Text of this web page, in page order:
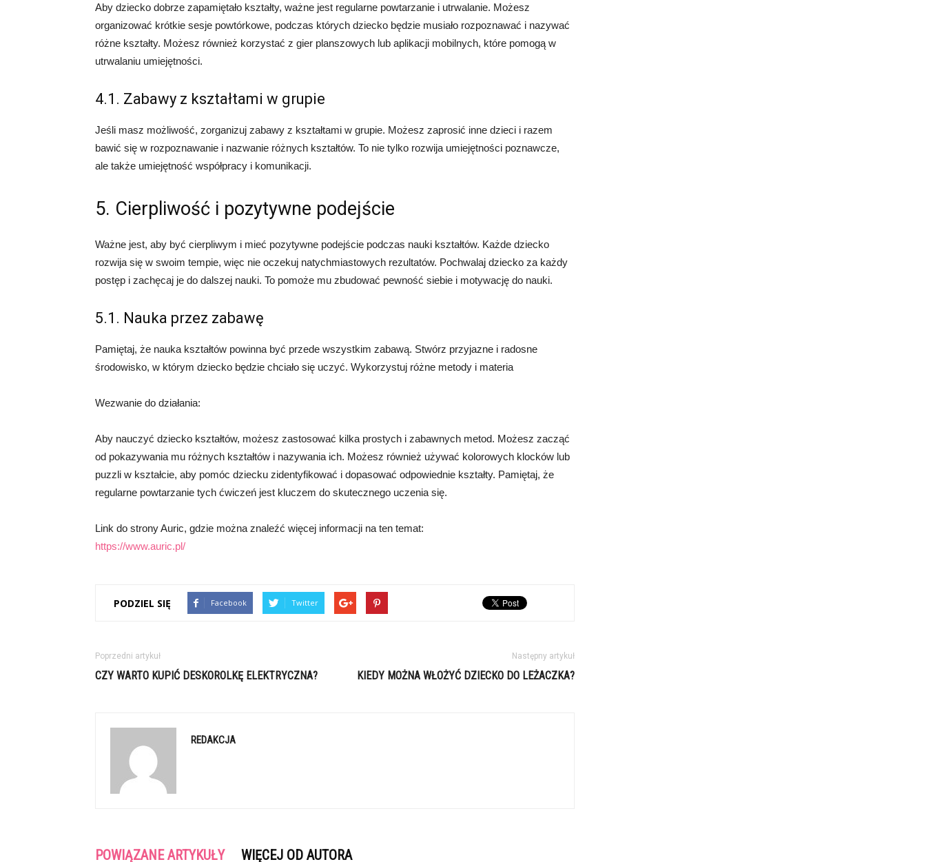
Aby dziecko dobrze zapamiętało kształty, ważne jest regularne powtarzanie i utrwalanie. Możesz
organizować krótkie sesje powtórkowe, podczas których dziecko będzie musiało rozpoznawać i nazywać
różne kształty. Możesz również korzystać z gier planszowych lub aplikacji mobilnych, które pomogą w
utrwalaniu umiejętności.
4.1. Zabawy z kształtami w grupie
Jeśli masz możliwość, zorganizuj zabawy z kształtami w grupie. Możesz zaprosić inne dzieci i razem
bawić się w rozpoznawanie i nazwanie różnych kształtów. To nie tylko rozwija umiejętności poznawcze,
ale także umiejętność współpracy i komunikacji.
5. Cierpliwość i pozytywne podejście
Ważne jest, aby być cierpliwym i mieć pozytywne podejście podczas nauki kształtów. Każde dziecko
rozwija się w swoim tempie, więc nie oczekuj natychmiastowych rezultatów. Pochwalaj dziecko za każdy
postęp i zachęcaj je do dalszej nauki. To pomoże mu zbudować pewność siebie i motywację do nauki.
5.1. Nauka przez zabawę
Pamiętaj, że nauka kształtów powinna być przede wszystkim zabawą. Stwórz przyjazne i radosne
środowisko, w którym dziecko będzie chciało się uczyć. Wykorzystuj różne metody i materia
Wezwanie do działania:
Aby nauczyć dziecko kształtów, możesz zastosować kilka prostych i zabawnych metod. Możesz zacząć
od pokazywania mu różnych kształtów i nazywania ich. Możesz również używać kolorowych klocków lub
puzzli w kształcie, aby pomóc dziecku zidentyfikować i dopasować odpowiednie kształty. Pamiętaj, że
regularne powtarzanie tych ćwiczeń jest kluczem do skutecznego uczenia się.
Link do strony Auric, gdzie można znaleźć więcej informacji na ten temat:
https://www.auric.pl/
PODZIEL SIĘ Facebook Twitter
Poprzedni artykuł
CZY WARTO KUPIĆ DESKOROLKĘ ELEKTRYCZNA?
Następny artykuł
KIEDY MOŻNA WŁOŻYĆ DZIECKO DO LEŻACZKA?
REDAKCJA
POWIĄZANE ARTYKUŁY WIĘCEJ OD AUTORA